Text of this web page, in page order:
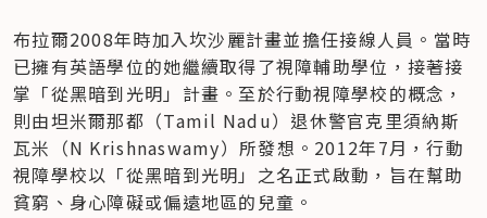
布拉爾2008年時加入坎沙麗計畫並擔任接線人員。當時
已擁有英語學位的她繼續取得了視障輔助學位，接著接
掌「從黑暗到光明」計畫。至於行動視障學校的概念，
則由坦米爾那都（Tamil Nadu）退休警官克里須納斯
瓦米（N Krishnaswamy）所發想。2012年7月，行動
視障學校以「從黑暗到光明」之名正式啟動，旨在幫助
貧窮、身心障礙或偏遠地區的兒童。